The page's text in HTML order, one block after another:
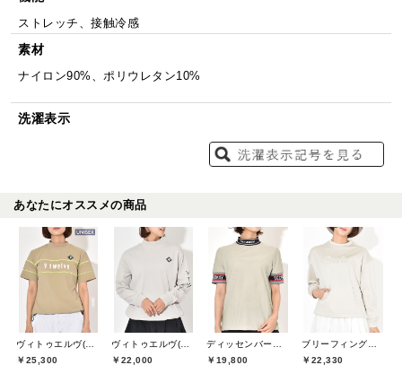
ストレッチ、接触冷感
素材
ナイロン90%、ポリウレタン10%
洗濯表示
あなたにオススメの商品
￥25,300
￥22,000
￥19,800
￥22,330